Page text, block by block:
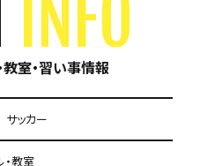
INFO
教室・習い事情報
サッカー
教室